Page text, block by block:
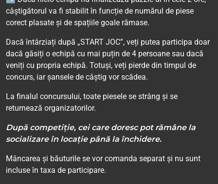
câștigătorul va fi stabilit în funcție de numărul de piese
corect plasate și de spațiile goale rămase.
Dacă întârziați după „START JOC”, veți putea participa doar
dacă găsiți o echipă cu mai puțin de 4 persoane sau dacă
veniți cu propria echipă. Totuși, veți pierde din timpul de
concurs, iar șansele de câștig vor scădea.
La finalul concursului, toate piesele se strâng și se
returnează organizatorilor.
După competiție, cei care doresc pot rămâne la
socializare în locație până la închidere.
Mâncarea și băuturile se vor comanda separat și nu sunt
incluse în taxa de participare.